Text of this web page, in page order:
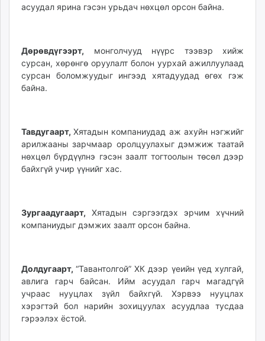
асуудал ярина гэсэн урьдач нөхцөл орсон байна.
Дөрөвдүгээрт, монголчууд нүүрс тээвэр хийж
сурсан, хөрөнгө оруулалт болон уурхай ажиллуулаад
сурсан боломжуудыг ингээд хятадуудад өгөх гэж
байна.
Тавдугаарт, Хятадын компаниудад аж ахуйн нэгжийг
арилжааны зарчмаар оролцуулахыг дэмжиж таатай
нөхцөл бүрдүүлнэ гэсэн заалт тогтоолын төсөл дээр
байхгүй учир үүнийг хас.
Зургаадугаарт, Хятадын сэргээгдэх эрчим хүчний
компаниудыг дэмжих заалт орсон байна.
Долдугаарт, “Тавантолгой” ХК дээр үеийн үед хулгай,
авлига гарч байсан. Ийм асуудал гарч магадгүй
учраас нууцлах зүйл байхгүй. Хэрвээ нууцлах
хэрэгтэй бол нарийн зохицуулах асуудлаа тусдаа
гэрээлэх ёстой.